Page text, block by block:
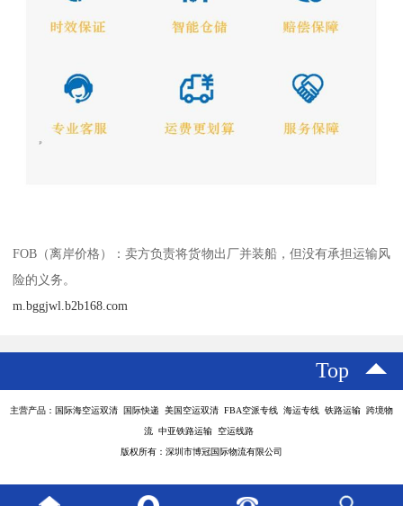
FOB（离岸价格）：卖方负责将货物出厂并装船，但没有承担运输风
险的义务。
m.bggjwl.b2b168.com
Top
主营产品：国际海空运双清 国际快递 美国空运双清 FBA空派专线 海运专线 铁路运输 跨境物
流 中亚铁路运输 空运线路
版权所有：深圳市博冠国际物流有限公司